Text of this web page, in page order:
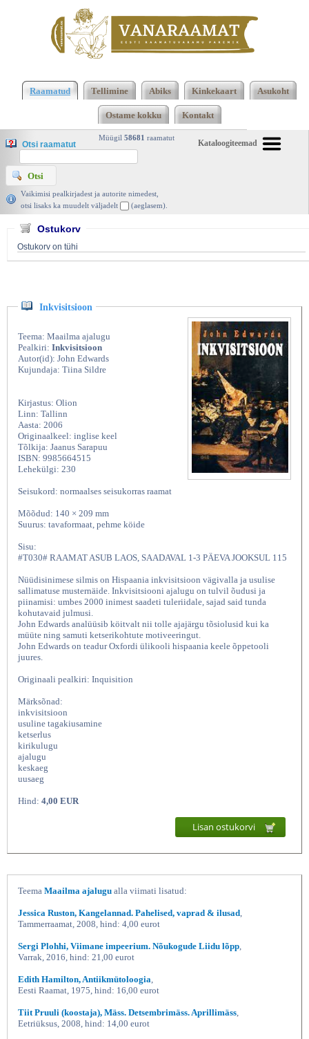
John Edwards, Olion 2006 | vanaraamat. ee
Raamatud Tellimine Abiks Kinkekaart Asukoht
Ostame kokku Kontakt
Kataloogiteemad
Müügil 58681 raamatut
Otsi raamatut
Vaikimisi pealkirjadest ja autorite nimedest,
otsi lisaks ka muudelt väljadelt
(aeglasem).
Ostukorv
Ostukorv on tühi
Inkvisitsioon
Teema: Maailma ajalugu
Pealkiri: Inkvisitsioon
Autor(id): John Edwards
Kujundaja: Tiina Sildre
Kirjastus: Olion
Linn: Tallinn
Aasta: 2006
Originaalkeel: inglise keel
Tõlkija: Jaanus Sarapuu
ISBN: 9985664515
Lehekülgi: 230
Seisukord: normaalses seisukorras raamat
Mõõdud: 140 × 209 mm
Suurus: tavaformaat, pehme köide
Sisu:
#T030# RAAMAT ASUB LAOS, SAADAVAL 1-3 PÄEVA JOOKSUL 115
Nüüdisinimese silmis on Hispaania inkvisitsioon vägivalla ja usulise
sallimatuse musternäide. Inkvisitsiooni ajalugu on tulvil õudusi ja
piinamisi: umbes 2000 inimest saadeti tuleriidale, sajad said tunda
kohutavaid julmusi.
John Edwards analüüsib köitvalt nii tolle ajajärgu tõsiolusid kui ka
müüte ning samuti ketserikohtute motiveeringut.
John Edwards on teadur Oxfordi ülikooli hispaania keele õppetooli
juures.
Originaali pealkiri: Inquisition
Märksõnad:
inkvisitsioon
usuline tagakiusamine
ketserlus
kirikulugu
ajalugu
keskaeg
uusaeg
Hind: 4,00 EUR
Lisan ostukorvi
Teema Maailma ajalugu alla viimati lisatud:
Jessica Ruston, Kangelannad. Pahelised, vaprad & ilusad
Tammerraamat, 2008, hind: 4,00 eurot
Sergi Plohhi, Viimane impeerium. Nõukogude Liidu lõpp
Varrak, 2016, hind: 21,00 eurot
Edith Hamilton, Antiikmütoloogia
Eesti Raamat, 1975, hind: 16,00 eurot
Tiit Pruuli (koostaja), Mäss. Detsembrimäss. Aprillimäss
Eetriüksus, 2008, hind: 14,00 eurot